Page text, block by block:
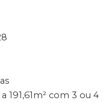
191,61m² com 3 ou 4